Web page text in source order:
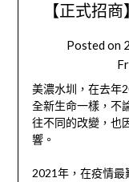
【正式招
Posted on
美濃水圳，在去年
全新生命一樣，不
往不同的改變，也
響。
2021年，在疫情最